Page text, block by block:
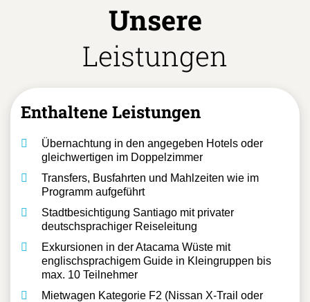
Unsere
Leistungen
Enthaltene Leistungen
Übernachtung in den angegeben Hotels oder
gleichwertigen im Doppelzimmer
Transfers, Busfahrten und Mahlzeiten wie im
Programm aufgeführt
Stadtbesichtigung Santiago mit privater
deutschsprachiger Reiseleitung
Exkursionen in der Atacama Wüste mit
englischsprachigem Guide in Kleingruppen bis
max. 10 Teilnehmer
Mietwagen Kategorie F2 (Nissan X-Trail oder